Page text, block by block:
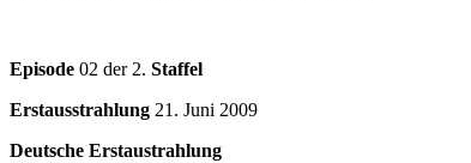
Episode 02 der 2. Staffel
Erstausstrahlung 21. Juni 2009
Deutsche Erstaustrahlung